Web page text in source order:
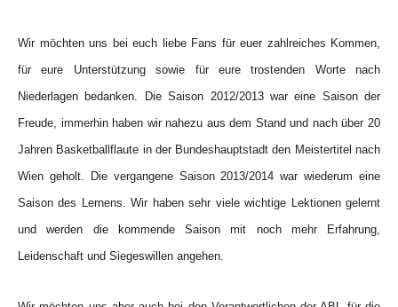
Wir möchten uns bei euch liebe Fans für euer zahlreiches Kommen,
für eure Unterstützung sowie für eure trostenden Worte nach
Niederlagen bedanken. Die Saison 2012/2013 war eine Saison der
Freude, immerhin haben wir nahezu aus dem Stand und nach über 20
Jahren Basketballflaute in der Bundeshauptstadt den Meistertitel nach
Wien geholt. Die vergangene Saison 2013/2014 war wiederum eine
Saison des Lernens. Wir haben sehr viele wichtige Lektionen gelernt
und werden die kommende Saison mit noch mehr Erfahrung,
Leidenschaft und Siegeswillen angehen.